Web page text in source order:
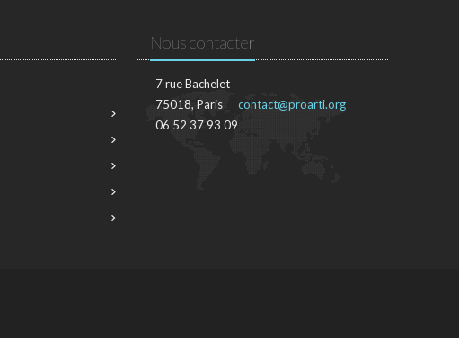
Nous contacter
7 rue Bachelet
75018, Paris
06 52 37 93 09
contact@proarti.org